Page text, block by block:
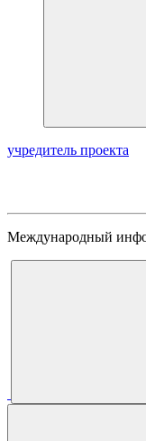
учредитель проекта
Международный